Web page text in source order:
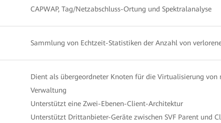
CAPWAP, Tag/Netzabschluss-Ortung und Spektralanalyse
Sammlung von Echtzeit-Statistiken der Anzahl von
Dient als übergeordneter Knoten für die Virtualisierung von
Verwaltung
Unterstützt eine Zwei-Ebenen-Client-Architektur
Unterstützt Drittanbieter-Geräte zwischen SVF Parent und